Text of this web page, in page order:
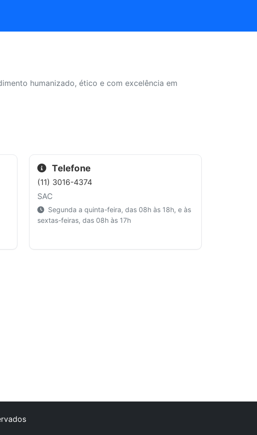
humanizado, ético e com excelência em
Telefone
(11) 3016-4374
SAC
Segunda a quinta-feira, das 08h às 18h, e às
sextas-feiras, das 08h às 17h